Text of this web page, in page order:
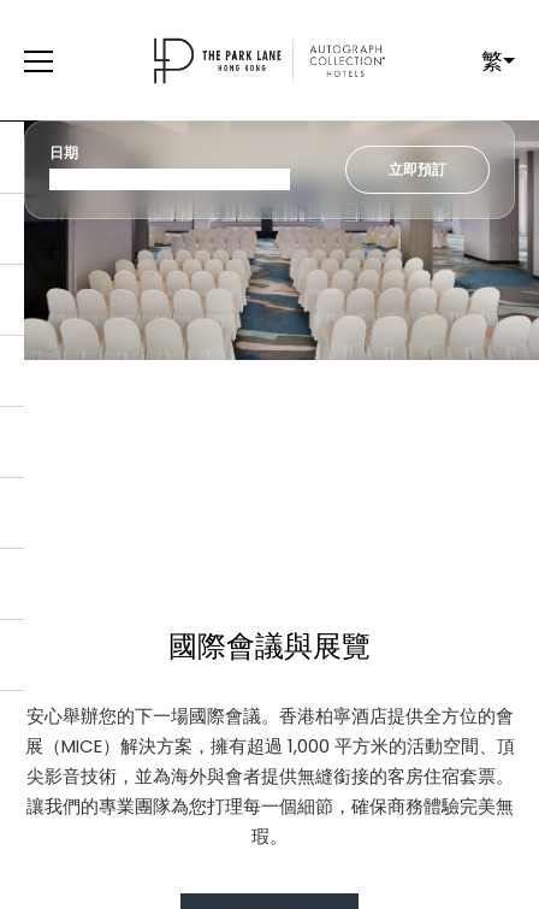
繁
日期
立即預訂
國際會議與展覽
安心舉辦您的下一場國際會議。香港柏寧酒店提供全方位的會
展（MICE）解決方案，擁有超過 1,000 平方米的活動空間、頂
尖影音技術，並為海外與會者提供無縫銜接的客房住宿套票。
讓我們的專業團隊為您打理每一個細節，確保商務體驗完美無
瑕。